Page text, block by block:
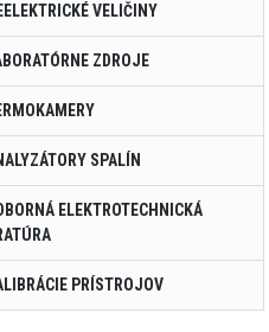
VELIČINY
ZDROJE
SPALÍN
ELEKTROTECHNICKÁ
PRÍSTROJOV